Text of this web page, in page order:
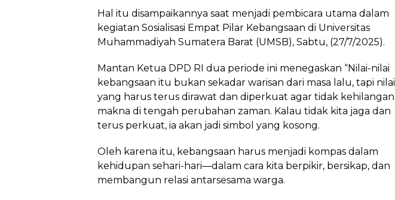
Hal itu disampaikannya saat menjadi pembicara utama dalam
kegiatan Sosialisasi Empat Pilar Kebangsaan di Universitas
Muhammadiyah Sumatera Barat (UMSB), Sabtu, (27/7/2025).
Mantan Ketua DPD RI dua periode ini menegaskan “Nilai-nilai
kebangsaan itu bukan sekadar warisan dari masa lalu, tapi nilai
yang harus terus dirawat dan diperkuat agar tidak kehilangan
makna di tengah perubahan zaman. Kalau tidak kita jaga dan
terus perkuat, ia akan jadi simbol yang kosong.
Oleh karena itu, kebangsaan harus menjadi kompas dalam
kehidupan sehari-hari—dalam cara kita berpikir, bersikap, dan
membangun relasi antarsesama warga.